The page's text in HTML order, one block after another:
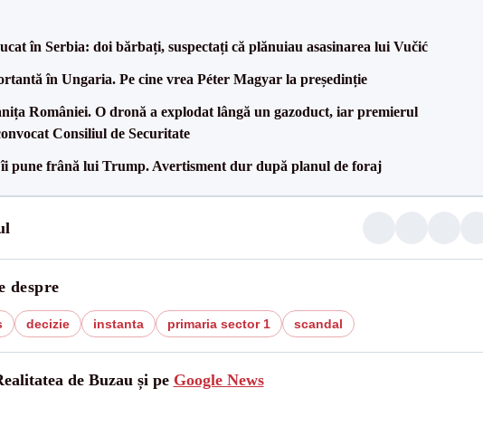
în Serbia: doi bărbați, suspectați că plănuiau asasinarea lui Vučić
în Ungaria. Pe cine vrea Péter Magyar la președinție
României. O dronă a explodat lângă un gazoduct, iar premierul
Consiliul de Securitate
pune frână lui Trump. Avertisment dur după planul de foraj
despre
decizie instanta primaria sector 1 scandal
de Buzau și pe Google News